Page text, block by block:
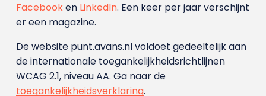
Facebooken LinkedIn. Een keer per jaar verschijnt
er een magazine.
De website punt.avans.nl voldoet gedeeltelijk aan
de internationale toegankelijkheidsrichtlijnen
WCAG 2.1, niveau AA. Ga naar de
toegankelijkheidsverklaring.